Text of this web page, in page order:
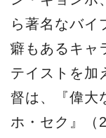
ら著名なバイ
癖もあるキャ
テイストを加
督は、『偉大
ホ・セク』（